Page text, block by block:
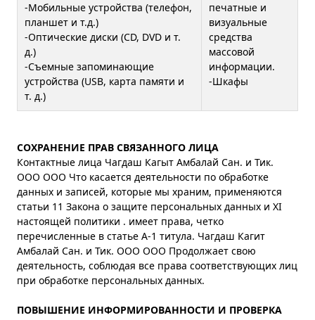
-Мобильные устройства (телефон,
планшет и т.д.)
-Оптические диски (CD, DVD и т.
д.)
-Съемные запоминающие
устройства (USB, карта памяти и
т. д.)
печатные и
визуальные
средства
массовой
информации.
-Шкафы
СОХРАНЕНИЕ ПРАВ СВЯЗАННОГО ЛИЦА
Контактные лица Чагдаш Кагыт Амбалай Сан. и Тик.
ООО ООО Что касается деятельности по обработке
данных и записей, которые мы храним, применяются
статьи 11 Закона о защите персональных данных и XI
настоящей политики . имеет права, четко
перечисленные в статье А-1 титула. Чагдаш Кагит
Амбалай Сан. и Тик. ООО ООО Продолжает свою
деятельность, соблюдая все права соответствующих лиц
при обработке персональных данных.
ПОВЫШЕНИЕ ИНФОРМИРОВАННОСТИ И ПРОВЕРКА